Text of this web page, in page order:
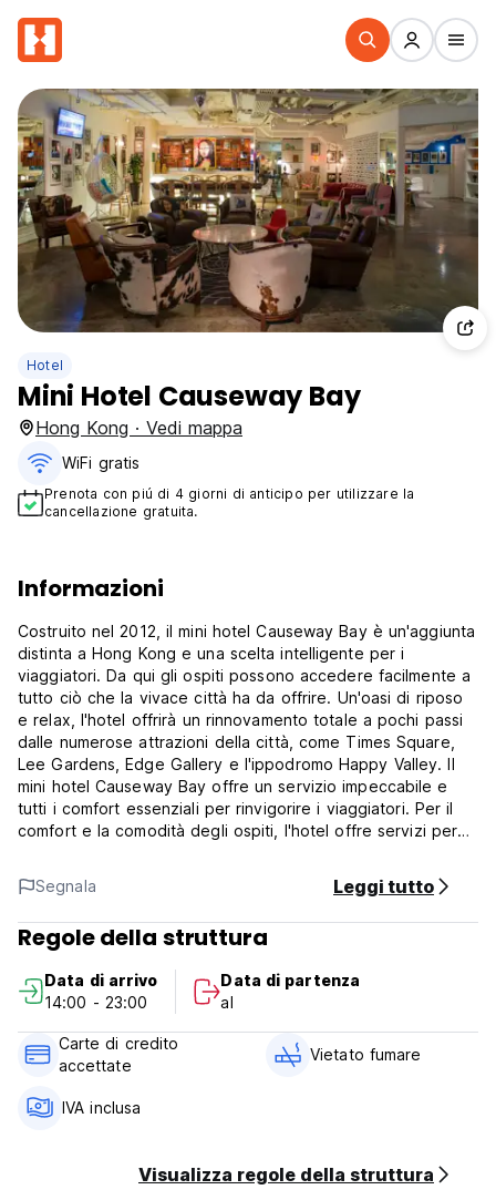
Hotel
Mini Hotel Causeway Bay
Hong Kong · Vedi mappa
WiFi gratis
Prenota con piú di 4 giorni di anticipo per utilizzare la
cancellazione gratuita.
Informazioni
Costruito nel 2012, il mini hotel Causeway Bay è un'aggiunta
distinta a Hong Kong e una scelta intelligente per i
viaggiatori. Da qui gli ospiti possono accedere facilmente a
tutto ciò che la vivace città ha da offrire. Un'oasi di riposo
e relax, l'hotel offrirà un rinnovamento totale a pochi passi
dalle numerose attrazioni della città, come Times Square,
Lee Gardens, Edge Gallery e l'ippodromo Happy Valley. Il
mini hotel Causeway Bay offre un servizio impeccabile e
tutti i comfort essenziali per rinvigorire i viaggiatori. Per il
comfort e la comodità degli ospiti, l'hotel offre servizi per
sicurezza e trasferimenti aeroportuali. Gli ospiti possono
scegliere tra 208 camere, tutte caratterizzate da
un'atmosfera di totale pace e armonia. Le numerose offerte
ricreative dell'hotel garantiscono un'ampia scelta di attività
posizione fanno del Mini Hotel Causeway Bay la base
perfetta per godersi il soggiorno a Hong Kong.
Il Mini Hotel Causeway Bay è un hotel autorizzato dall'Office
of The Licensing Authority di Hong Kong. (Auto-translated
from original language)
Segnala Leggi tutto
Regole della struttura
Data di arrivo
14:00 - 23:00
Data di partenza
al
Carte di credito
accettate
Vietato fumare
IVA inclusa
Visualizza regole della struttura